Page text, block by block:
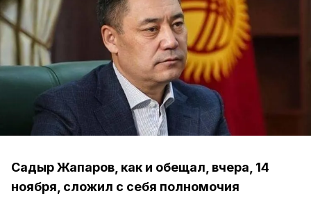
Садыр Жапаров, как и обещал, вчера, 14
ноября, сложил с себя полномочия